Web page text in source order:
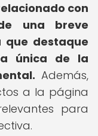
con
una breve
destaque
única de la
Además,
a la página
para